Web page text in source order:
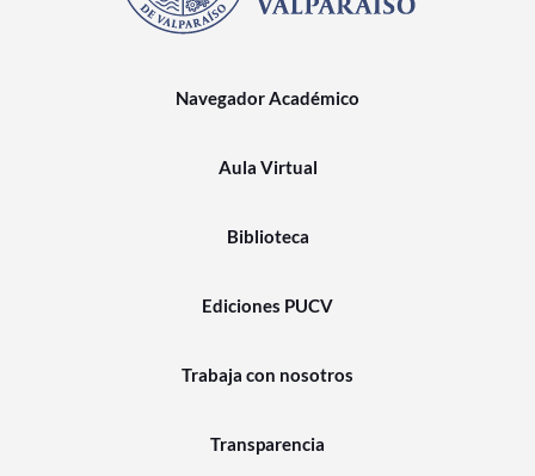
Navegador Académico
Aula Virtual
Biblioteca
Ediciones PUCV
Trabaja con nosotros
Transparencia